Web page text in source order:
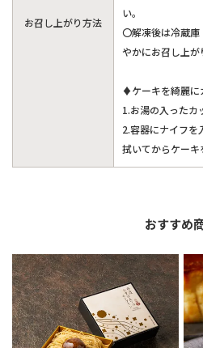
お召し上がり方法
い。
〇解凍後は冷蔵
やかにお召し上が
♦ケーキを綺麗
1.お湯の入ったカ
2.容器にナイフを
拭いてからケーキ
おすすめ